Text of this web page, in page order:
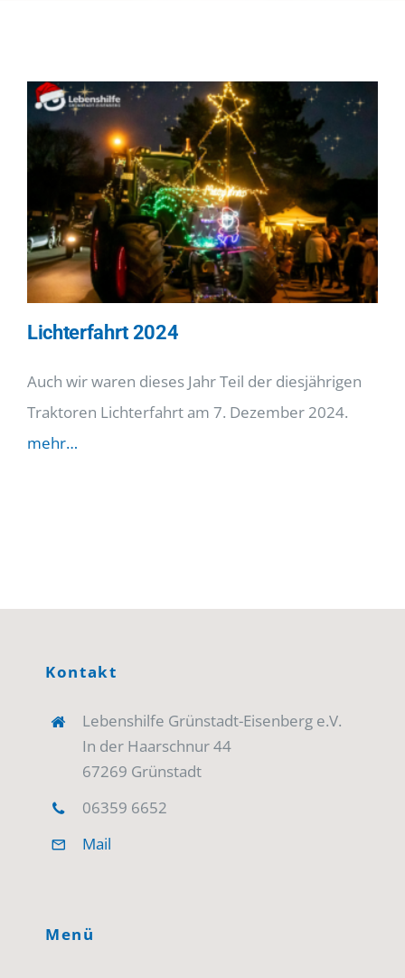
Kontakt
tageschau
Lichterfahrt 2024
Auch wir waren dieses Jahr Teil der diesjährigen
Traktoren Lichterfahrt am 7. Dezember 2024.
mehr…
Kontakt
Lebenshilfe Grünstadt-Eisenberg e.V.
In der Haarschnur 44
67269 Grünstadt
06359 6652
Mail
Menü